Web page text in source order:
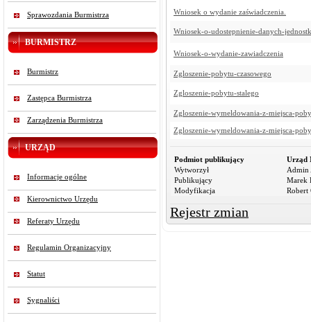
Sprawozdania Burmistrza
BURMISTRZ
Burmistrz
Zastępca Burmistrza
Zarządzenia Burmistrza
URZĄD
Informacje ogólne
Kierownictwo Urzędu
Referaty Urzędu
Regulamin Organizacyjny
Statut
Sygnaliści
Wniosek o wydanie zaświadczenia.
Wniosek-o-udostepnienie-danych-
Wniosek-o-wydanie-zawiadczenia
Zgloszenie-pobytu-czasowego
Zgloszenie-pobytu-stalego
Zgloszenie-wymeldowania-z-miejsca-
Zgloszenie-wymeldowania-z-miejsca-
Podmiot publikujący
Urząd
Wytworzył
Admin
Publikujący
Marek
Modyfikacja
Robert
Rejestr zmian